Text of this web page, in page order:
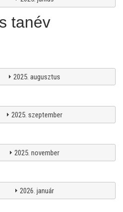
tanév
2025. augusztus
2025. szeptember
2025. november
2026. január